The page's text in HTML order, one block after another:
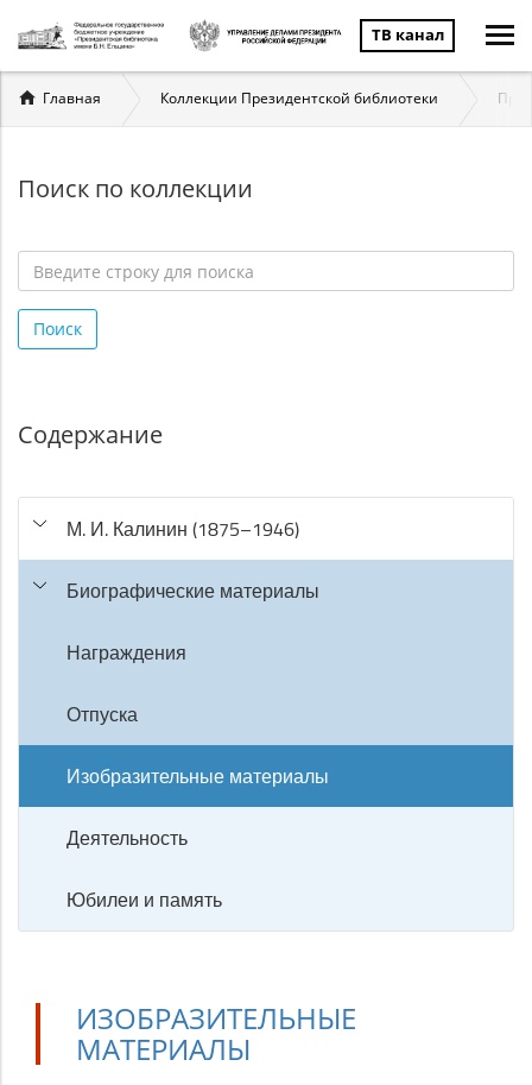
ТВ канал
Вы
здесь
Главная Коллекции Президентской библиотеки
Поиск по коллекции
строку
для
Поиск
Содержание
М. И. Калинин (1875–1946)
Биографические материалы
Награждения
Отпуска
Изобразительные материалы
Деятельность
Юбилеи и память
ИЗОБРАЗИТЕЛЬНЫЕ
МАТЕРИАЛЫ